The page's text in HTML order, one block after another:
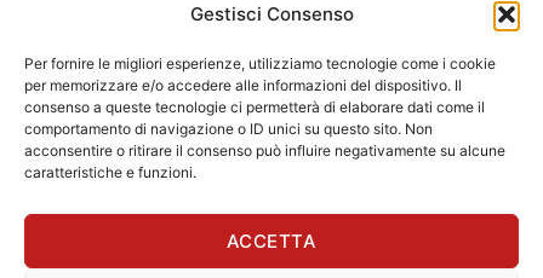
Gestisci Consenso
Per fornire le migliori esperienze, utilizziamo tecnologie come i cookie
per memorizzare e/o accedere alle informazioni del dispositivo. Il
consenso a queste tecnologie ci permetterà di elaborare dati come il
comportamento di navigazione o ID unici su questo sito. Non
acconsentire o ritirare il consenso può influire negativamente su alcune
caratteristiche e funzioni.
ACCETTA